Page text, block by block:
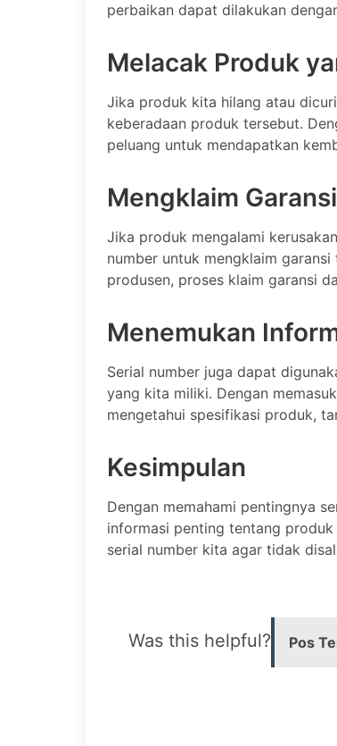
perbaikan dapat dilakukan
Melacak Produk
Jika produk kita hilang atau
keberadaan produk tersebut.
peluang untuk mendapatkan
Mengklaim Garansi
Jika produk mengalami
number untuk mengklaim
produsen, proses klaim garansi
Menemukan
Serial number juga dapat
yang kita miliki. Dengan
mengetahui spesifikasi produk,
Kesimpulan
Dengan memahami pentingnya
informasi penting tentang
serial number kita agar tidak
Was this helpful? Pos